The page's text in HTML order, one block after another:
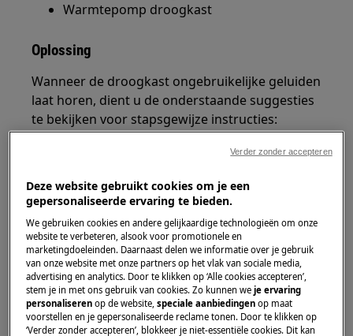
Warmtepomp droogkast
Oplossing
Wanneer de droogkast ongebruikelijke geluiden
laat horen, dient u de onderstaande suggesties
te bekijken voor stapsgewijze instructies:
Droogkast laat geluiden horen na
Sommige droogtrommels hebben
“automatische” transitbouten op de
trommel.
Wanneer u het toestel voor het eerst
start, hoort u een stoot wat erop
wijst dat de transitbouten werden
losgemaakt. Dit is normaal en geen
defect van de machine.
Deze website gebruikt cookies om je een
gepersonaliseerde ervaring te bieden.
We gebruiken cookies en andere gelijkaardige technologieën om onze
website te verbeteren, alsook voor promotionele en
marketingdoeleinden. Daarnaast delen we informatie over je gebruik
van onze website met onze partners op het vlak van sociale media,
advertising en analytics. Door te klikken op ‘Alle cookies accepteren’,
stem je in met ons gebruik van cookies. Zo kunnen weje ervaring
personaliseren op de website,speciale aanbiedingen op maat
voorstellen en je gepersonaliseerde reclame tonen. Door te klikken op
‘Verder zonder accepteren’, blokkeer je niet-essentiële cookies. Dit kan
Verder zonder accepteren